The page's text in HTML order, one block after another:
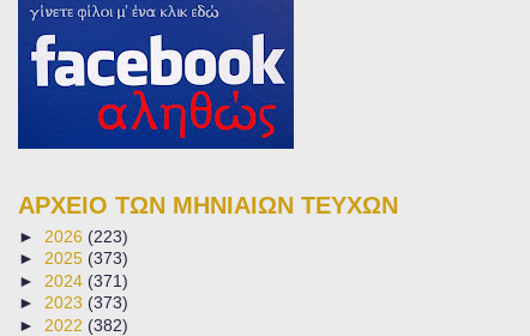
ΑΡΧΕΙΟ ΤΩΝ ΜΗΝΙΑΙΩΝ ΤΕΥΧΩΝ
► 2026 (223)
► 2025 (373)
► 2024 (371)
► 2023 (373)
► 2022 (382)